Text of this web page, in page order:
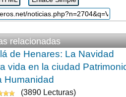
relacionadas
de Henares: La Navidad
vida en la ciudad
Humanidad
(3890 Lecturas)